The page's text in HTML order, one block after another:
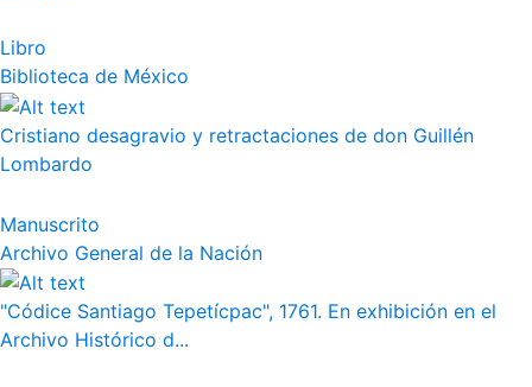
Libro
Biblioteca de México
Cristiano desagravio y retractaciones de don Guillén
Lombardo
Manuscrito
Archivo General de la Nación
"Códice Santiago Tepetícpac", 1761. En exhibición en el
Archivo Histórico d...